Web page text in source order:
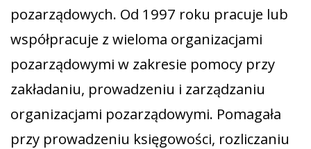
pozarządowych. Od 1997 roku pracuje lub
współpracuje z wieloma organizacjami
pozarządowymi w zakresie pomocy przy
zakładaniu, prowadzeniu i zarządzaniu
organizacjami pozarządowymi. Pomagała
przy prowadzeniu księgowości, rozliczaniu